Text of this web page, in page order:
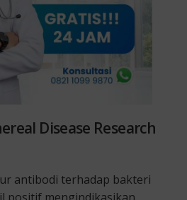
Disease Research
antibodi terhadap bakteri